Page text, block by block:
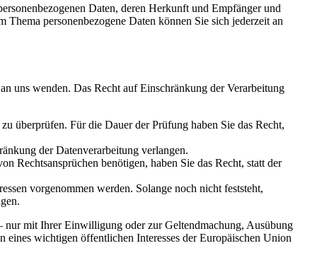
Daten, deren Herkunft und Empfänger und
personenbezogene Daten können Sie sich jederzeit an
uns wenden. Das Recht auf Einschränkung der Verarbeitung
überprüfen. Für die Dauer der Prüfung haben Sie das Recht,
der Datenverarbeitung verlangen.
Rechtsansprüchen benötigen, haben Sie das Recht, statt der
vorgenommen werden. Solange noch nicht feststeht,
nur mit Ihrer Einwilligung oder zur Geltendmachung, Ausübung
eines wichtigen öffentlichen Interesses der Europäischen Union